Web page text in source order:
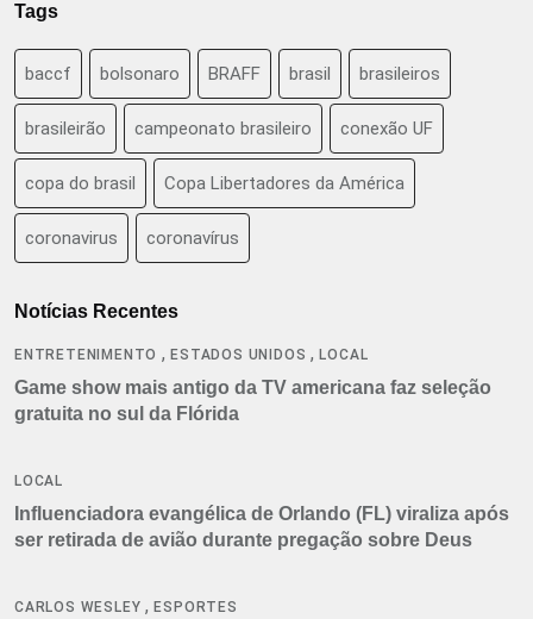
Tags
baccf bolsonaro BRAFF brasil brasileiros
brasileirão campeonato brasileiro conexão UF
copa do brasil Copa Libertadores da América
coronavirus coronavírus
Notícias Recentes
ENTRETENIMENTO ,ESTADOS UNIDOS ,LOCAL
Game show mais antigo da TV americana faz seleção
gratuita no sul da Flórida
LOCAL
Influenciadora evangélica de Orlando (FL) viraliza após
ser retirada de avião durante pregação sobre Deus
CARLOS WESLEY ,ESPORTES